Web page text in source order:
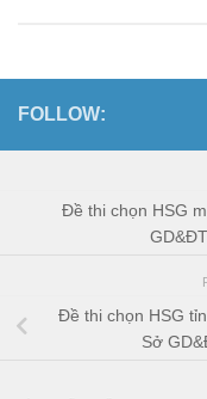
FOLLOW:
Đề thi chọn HSG
Đề thi chọn HSG
Sở